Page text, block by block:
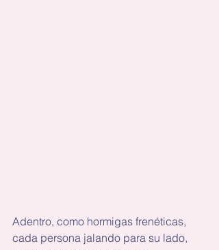
Adentro, como hormigas frenéticas,
cada persona jalando para su lado,